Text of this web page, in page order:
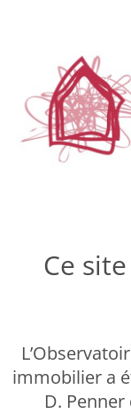
Ce
immobilier a
D.